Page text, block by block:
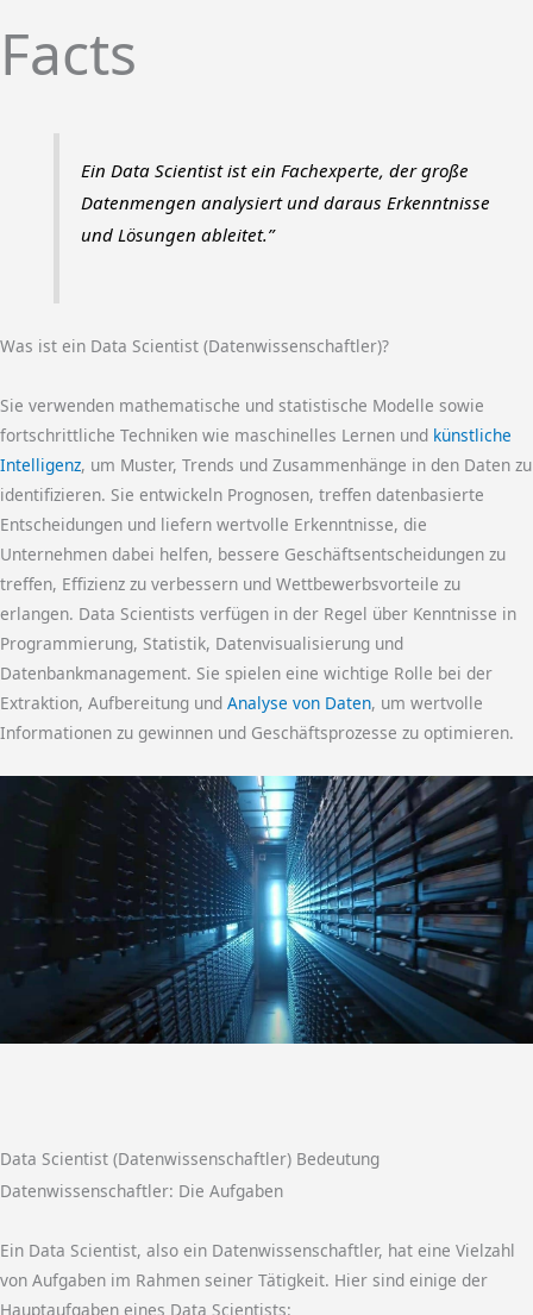
Facts
Ein Data Scientist ist ein Fachexperte, der große
Datenmengen analysiert und daraus Erkenntnisse
und Lösungen ableitet.”
Was ist ein Data Scientist (Datenwissenschaftler)?
Sie verwenden mathematische und statistische Modelle sowie
fortschrittliche Techniken wie maschinelles Lernen und künstliche
Intelligenz, um Muster, Trends und Zusammenhänge in den Daten zu
identifizieren. Sie entwickeln Prognosen, treffen datenbasierte
Entscheidungen und liefern wertvolle Erkenntnisse, die
Unternehmen dabei helfen, bessere Geschäftsentscheidungen zu
treffen, Effizienz zu verbessern und Wettbewerbsvorteile zu
erlangen. Data Scientists verfügen in der Regel über Kenntnisse in
Programmierung, Statistik, Datenvisualisierung und
Datenbankmanagement. Sie spielen eine wichtige Rolle bei der
Extraktion, Aufbereitung und Analyse von Daten, um wertvolle
Informationen zu gewinnen und Geschäftsprozesse zu optimieren.
Data Scientist (Datenwissenschaftler) Bedeutung
Datenwissenschaftler: Die Aufgaben
Ein Data Scientist, also ein Datenwissenschaftler, hat eine Vielzahl
von Aufgaben im Rahmen seiner Tätigkeit. Hier sind einige der
Hauptaufgaben eines Data Scientists: